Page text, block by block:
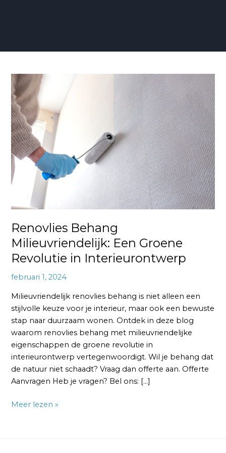
Renovlies Behang
Milieuvriendelijk: Een Groene
Revolutie in Interieurontwerp
februari 1, 2024
Milieuvriendelijk renovlies behang is niet alleen een
stijlvolle keuze voor je interieur, maar ook een bewuste
stap naar duurzaam wonen. Ontdek in deze blog
waarom renovlies behang met milieuvriendelijke
eigenschappen de groene revolutie in
interieurontwerp vertegenwoordigt. Wil je behang dat
de natuur niet schaadt? Vraag dan offerte aan. Offerte
Aanvragen Heb je vragen? Bel ons: […]
Renovlies
Behang
Milieuvriendelijk:
Een
Groene
Revolutie
in
Interieurontwerp
Meer lezen »